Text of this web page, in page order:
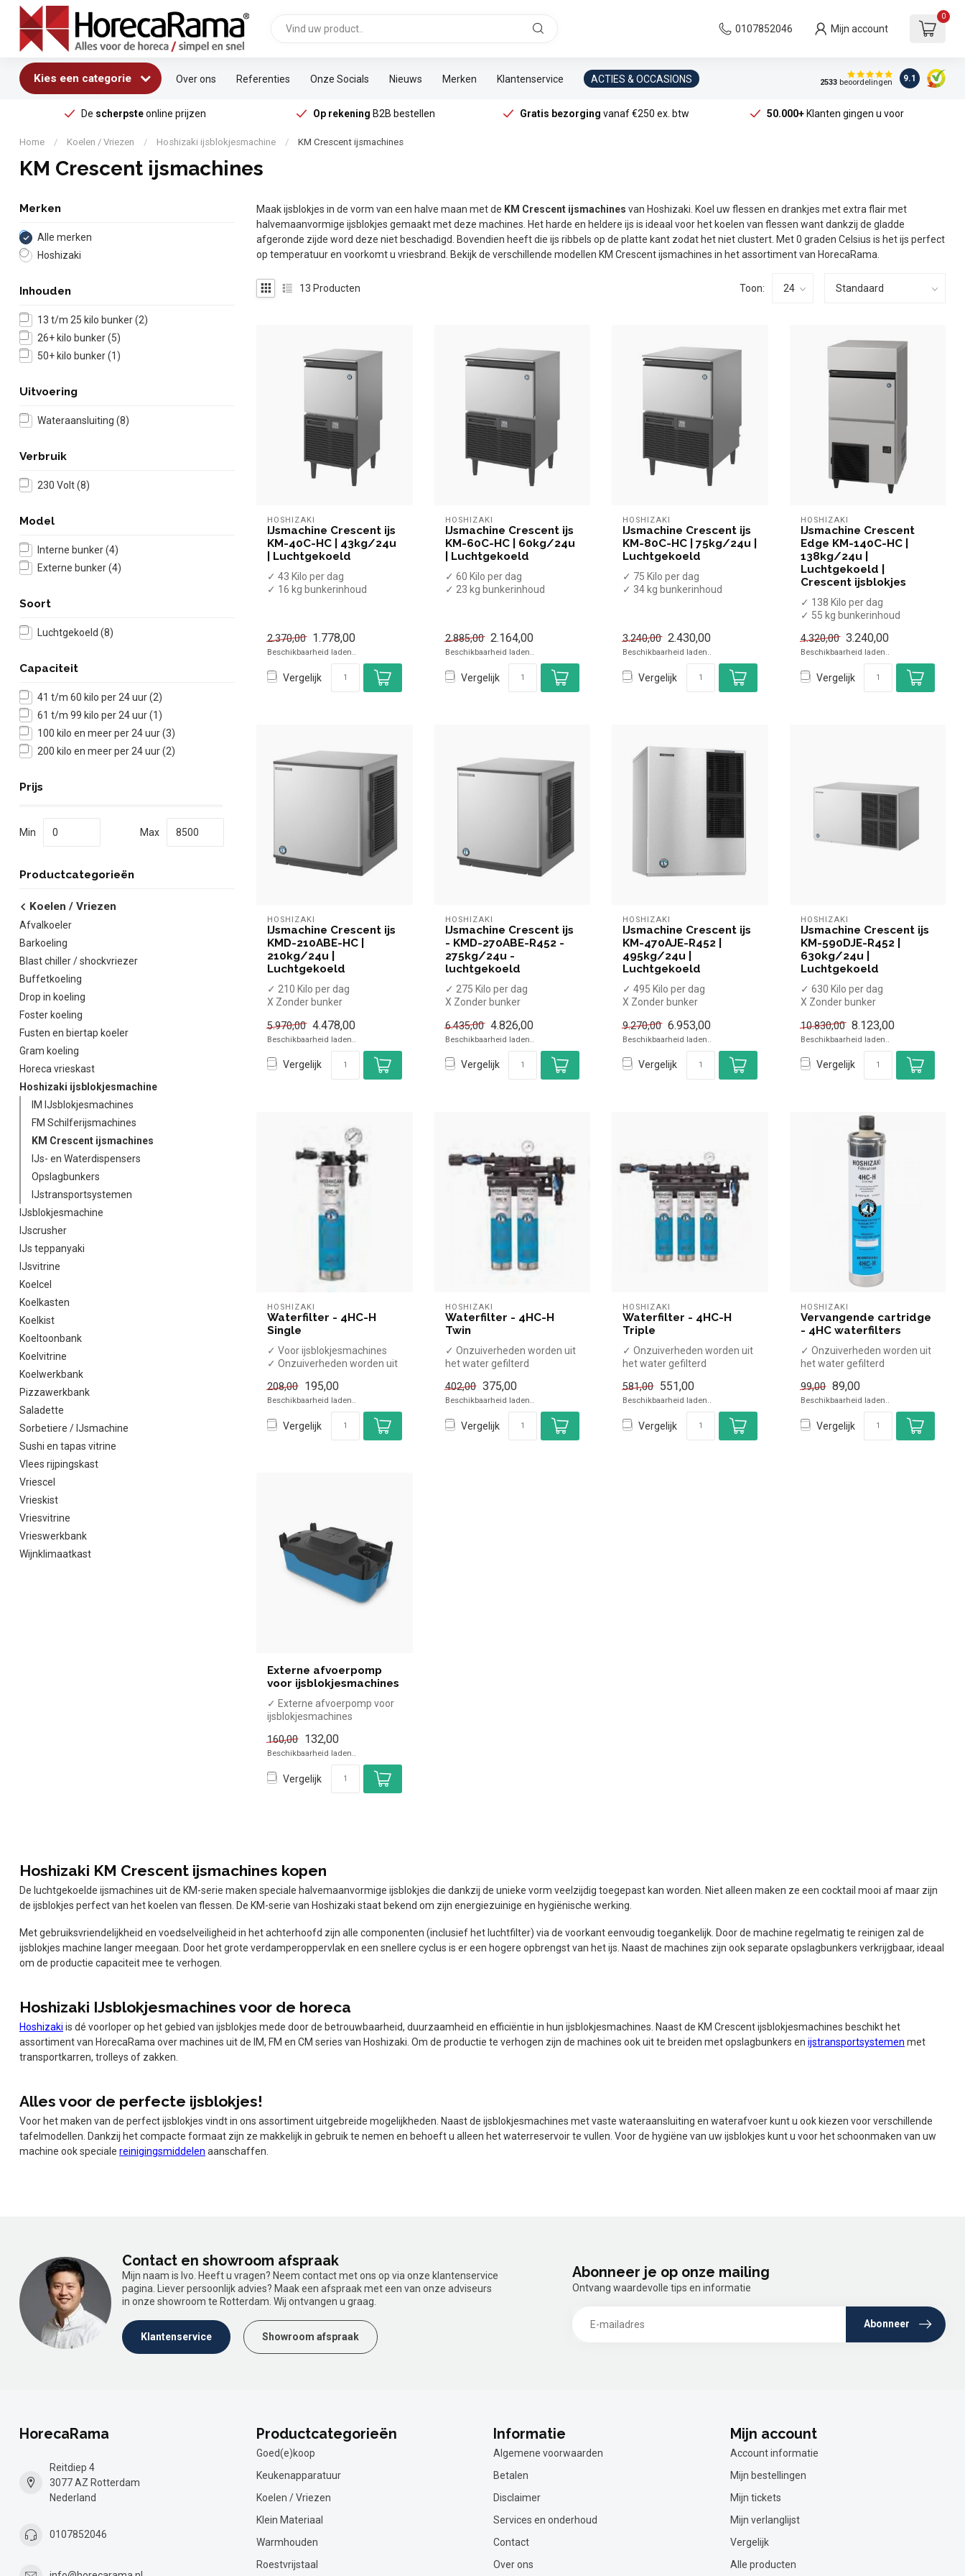
0107852046 Mijn account
0
Kies een categorie Over ons Referenties Onze Socials Nieuws Merken Klantenservice ACTIES & OCCASIONS 2533beoordelingen 9.1
De scherpsteonline prijzen Op rekening B2B bestellen Gratis bezorging vanaf €250 ex. btw 50.000+Klanten gingen u voor
Home / Koelen / Vriezen / Hoshizaki ijsblokjesmachine / KM Crescent ijsmachines
KM Crescent ijsmachines
Merken
Alle merken
Hoshizaki
Inhouden
13 t/m 25 kilo bunker(2)
26+ kilo bunker(5)
50+ kilo bunker(1)
Uitvoering
Wateraansluiting (8)
Verbruik
230 Volt(8)
Model
Interne bunker(4)
Externe bunker(4)
Soort
Luchtgekoeld (8)
Capaciteit
41 t/m 60 kilo per 24 uur(2)
61 t/m 99 kilo per 24 uur(1)
100 kilo en meer per 24 uur(3)
200 kilo en meer per 24 uur(2)
Prijs
Min Max
Productcategorieën
Koelen / Vriezen
Afvalkoeler
Barkoeling
Blast chiller / shockvriezer
Buffetkoeling
Drop in koeling
Foster koeling
Fusten en biertap koeler
Gram koeling
Horeca vrieskast
Hoshizaki ijsblokjesmachine
IM IJsblokjesmachines
FM Schilferijsmachines
KM Crescent ijsmachines
IJs- en Waterdispensers
Opslagbunkers
IJstransportsystemen
IJsblokjesmachine
IJscrusher
IJs teppanyaki
IJsvitrine
Koelcel
Koelkasten
Koelkist
Koeltoonbank
Koelvitrine
Koelwerkbank
Pizzawerkbank
Saladette
Sorbetiere / IJsmachine
Sushi en tapas vitrine
Vlees rijpingskast
Vriescel
Vrieskist
Vriesvitrine
Vrieswerkbank
Wijnklimaatkast
Maak ijsblokjes in de vorm van een halve maan met de KM Crescent ijsmachines van Hoshizaki. Koel uw flessen en drankjes met extra flair met
halvemaanvormige ijsblokjes gemaakt met deze machines. Het harde en heldere ijs is ideaal voor het koelen van flessen want dankzij de gladde
afgeronde zijde word deze niet beschadigd. Bovendien heeft die ijs ribbels op de platte kant zodat het niet clustert. Met 0 graden Celsius is het ijs perfect
op temperatuur en voorkomt u vriesbrand. Bekijk de verschillende modellen KM Crescent ijsmachines in het assortiment van HorecaRama.
13 Producten Toon:
HOSHIZAKI
IJsmachine Crescent ijs
KM-40C-HC | 43kg/24u
| Luchtgekoeld
✓ 43 Kilo per dag
✓ 16 kg bunkerinhoud
2.370,00 1.778,00
Beschikbaarheid laden..
Vergelijk
HOSHIZAKI
IJsmachine Crescent ijs
KM-60C-HC | 60kg/24u
| Luchtgekoeld
✓ 60 Kilo per dag
✓ 23 kg bunkerinhoud
2.885,00 2.164,00
Beschikbaarheid laden..
Vergelijk
HOSHIZAKI
IJsmachine Crescent ijs
KM-80C-HC | 75kg/24u |
Luchtgekoeld
✓ 75 Kilo per dag
✓ 34 kg bunkerinhoud
3.240,00 2.430,00
Beschikbaarheid laden..
Vergelijk
HOSHIZAKI
IJsmachine Crescent
Edge KM-140C-HC |
138kg/24u |
Luchtgekoeld |
Crescent ijsblokjes
✓ 138 Kilo per dag
✓ 55 kg bunkerinhoud
✓ Halve maanvormige ij...
4.320,00 3.240,00
Beschikbaarheid laden..
Vergelijk
HOSHIZAKI
IJsmachine Crescent ijs
KMD-210ABE-HC |
210kg/24u |
Luchtgekoeld
✓ 210 Kilo per dag
X Zonder bunker
✓ Halve maanvormige
ijsblok...
5.970,00 4.478,00
Beschikbaarheid laden..
Vergelijk
HOSHIZAKI
IJsmachine Crescent ijs
- KMD-270ABE-R452 -
275kg/24u -
luchtgekoeld
✓ 275 Kilo per dag
X Zonder bunker
✓ Halve maanvormige
ijsblok...
6.435,00 4.826,00
Beschikbaarheid laden..
Vergelijk
HOSHIZAKI
IJsmachine Crescent ijs
KM-470AJE-R452 |
495kg/24u |
Luchtgekoeld
✓ 495 Kilo per dag
X Zonder bunker
✓ Halve maanvormige
ijsblok...
9.270,00 6.953,00
Beschikbaarheid laden..
Vergelijk
HOSHIZAKI
IJsmachine Crescent ijs
KM-590DJE-R452 |
630kg/24u |
Luchtgekoeld
✓ 630 Kilo per dag
X Zonder bunker
✓ Halve maanvormige
ijsblok...
10.830,00 8.123,00
Beschikbaarheid laden..
Vergelijk
HOSHIZAKI
Waterfilter - 4HC-H
Single
✓ Voor ijsblokjesmachines
✓ Onzuiverheden worden uit
✓ Neu...
208,00 195,00
Beschikbaarheid laden..
Vergelijk
HOSHIZAKI
Waterfilter - 4HC-H
Twin
✓ Onzuiverheden worden uit
het water gefilterd
geure...
402,00 375,00
Beschikbaarheid laden..
Vergelijk
HOSHIZAKI
Waterfilter - 4HC-H
Triple
✓ Onzuiverheden worden uit
het water gefilterd
geure...
581,00 551,00
Beschikbaarheid laden..
Vergelijk
HOSHIZAKI
Vervangende cartridge
- 4HC waterfilters
✓ Onzuiverheden worden uit
het water gefilterd
geure...
99,00 89,00
Beschikbaarheid laden..
Vergelijk
Externe afvoerpomp
voor ijsblokjesmachines
✓ Externe afvoerpomp voor
ijsblokjesmachines
✓ Breedt...
160,00 132,00
Beschikbaarheid laden..
Vergelijk
Hoshizaki KM Crescent ijsmachines kopen
De luchtgekoelde ijsmachines uit de KM-serie maken speciale halvemaanvormige ijsblokjes die dankzij de unieke vorm veelzijdig toegepast kan worden. Niet alleen maken ze een cocktail mooi af maar zijn
de ijsblokjes perfect van het koelen van flessen. De KM-serie van Hoshizaki staat bekend om zijn energiezuinige en hygiënische werking.
Met gebruiksvriendelijkheid en voedselveiligheid in het achterhoofd zijn alle componenten (inclusief het luchtfilter) via de voorkant eenvoudig toegankelijk. Door de machine regelmatig te reinigen zal de
ijsblokjes machine langer meegaan. Door het grote verdamperoppervlak en een snellere cyclus is er een hogere opbrengst van het ijs. Naast de machines zijn ook separate opslagbunkers verkrijgbaar, ideaal
om de productie capaciteit mee te verhogen.
Hoshizaki IJsblokjesmachines voor de horeca
Hoshizaki is dé voorloper op het gebied van ijsblokjes mede door de betrouwbaarheid, duurzaamheid en efficiëntie in hun ijsblokjesmachines. Naast de KM Crescent ijsblokjesmachines beschikt het
assortiment van HorecaRama over machines uit de IM, FM en CM series van Hoshizaki. Om de productie te verhogen zijn de machines ook uit te breiden met opslagbunkers en ijstransportsystemen met
transportkarren, trolleys of zakken.
Alles voor de perfecte ijsblokjes!
Voor het maken van de perfect ijsblokjes vindt in ons assortiment uitgebreide mogelijkheden. Naast de ijsblokjesmachines met vaste wateraansluiting en waterafvoer kunt u ook kiezen voor verschillende
tafelmodellen. Dankzij het compacte formaat zijn ze makkelijk in gebruik te nemen en behoeft u alleen het waterreservoir te vullen. Voor de hygiëne van uw ijsblokjes kunt u voor het schoonmaken van uw
machine ook speciale reinigingsmiddelen aanschaffen.
Contact en showroom afspraak
Mijn naam is Ivo. Heeft u vragen? Neem contact met ons op via onze klantenservice
pagina. Liever persoonlijk advies? Maak een afspraak met een van onze adviseurs
in onze showroom te Rotterdam. Wij ontvangen u graag.
Klantenservice Showroom afspraak
Abonneer je op onze mailing
Ontvang waardevolle tips en informatie
Abonneer
HorecaRama
Reitdiep 4
3077 AZ Rotterdam
Nederland
0107852046
Productcategorieën
Goed(e)koop
Keukenapparatuur
Koelen / Vriezen
Klein Materiaal
Warmhouden
Roestvrijstaal
Informatie
Algemene voorwaarden
Betalen
Disclaimer
Services en onderhoud
Contact
Over ons
Mijn account
Account informatie
Mijn bestellingen
Mijn tickets
Mijn verlanglijst
Vergelijk
Alle producten